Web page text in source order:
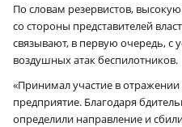
По словам резервистов,
со стороны представителей
связывают, в первую очередь,
воздушных атак беспилотников.
«Принимал участие в
предприятие. Благодаря
определили направление и